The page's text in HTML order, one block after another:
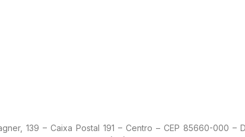
139 – Caixa Postal 191 – Centro – CEP 85660-000 –